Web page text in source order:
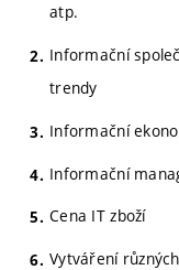
atp.
Informační
trendy
Informační
Informační
Cena IT zboží
Vytváření